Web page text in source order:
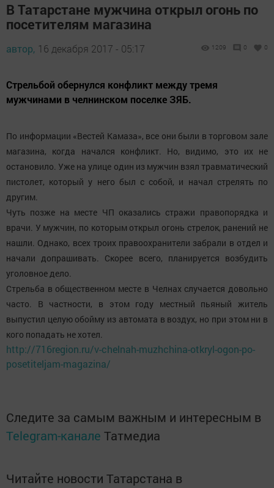
В Татарстане мужчина открыл огонь по
посетителям магазина
автор, 16 декабря 2017 - 05:17 1209 0 0
Стрельбой обернулся конфликт между тремя
мужчинами в челнинском поселке ЗЯБ.
По информации «Вестей Камаза», все они были в торговом зале
магазина, когда начался конфликт. Но, видимо, это их не
остановило. Уже на улице один из мужчин взял травматический
пистолет, который у него был с собой, и начал стрелять по
другим.
Чуть позже на месте ЧП оказались стражи правопорядка и
врачи. У мужчин, по которым открыл огонь стрелок, ранений не
нашли. Однако, всех троих правоохранители забрали в отдел и
начали допрашивать. Скорее всего, планируется возбудить
уголовное дело.
Стрельба в общественном месте в Челнах случается довольно
часто. В частности, в этом году местный пьяный житель
выпустил целую обойму из автомата в воздух, но при этом ни в
кого попадать не хотел.
http://716region.ru/v-chelnah-muzhchina-otkryl-ogon-po-
posetiteljam-magazina/
Следите за самым важным и интересным в
Telegram-канале Татмедиа
Читайте новости Татарстана в